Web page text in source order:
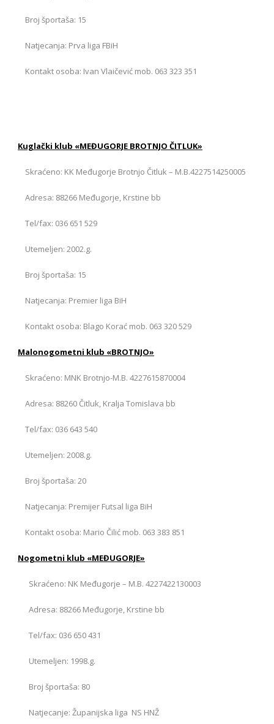
Broj športaša: 15
Natjecanja: Prva liga FBiH
Kontakt osoba: Ivan Vlaičević mob. 063 323 351
Kuglački klub «MEĐUGORJE BROTNJO ČITLUK»
Skraćeno: KK Međugorje Brotnjo Čitluk – M.B.4227514250005
Adresa: 88266 Međugorje, Krstine bb
Tel/fax: 036 651 529
Utemeljen: 2002.g.
Broj športaša: 15
Natjecanja: Premier liga BiH
Kontakt osoba: Blago Korać mob. 063 320 529
Malonogometni klub «BROTNJO»
Skraćeno: MNK Brotnjo-M.B. 4227615870004
Adresa: 88260 Čitluk, Kralja Tomislava bb
Tel/fax: 036 643 540
Utemeljen: 2008.g.
Broj športaša: 20
Natjecanja: Premijer Futsal liga BiH
Kontakt osoba: Mario Čilić mob. 063 383 851
Nogometni klub «MEĐUGORJE»
Skraćeno: NK Međugorje – M.B. 4227422130003
Adresa: 88266 Međugorje, Krstine bb
Tel/fax: 036 650 431
Utemeljen: 1998.g.
Broj športaša: 80
Natjecanje: Županijska liga NS HNŽ